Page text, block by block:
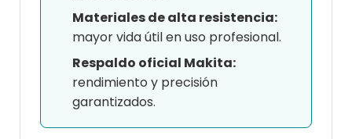
Materiales de alta resistencia:
mayor vida útil en uso profesional.
Respaldo oficial Makita:
rendimiento y precisión
garantizados.